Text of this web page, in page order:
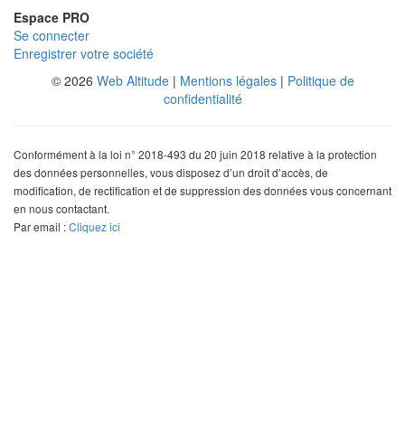
Espace PRO
Se connecter
Enregistrer votre société
© 2026 Web Altitude | Mentions légales | Politique de
confidentialité
Conformément à la loi n° 2018-493 du 20 juin 2018 relative à la protection
des données personnelles, vous disposez d’un droit d’accès, de
modification, de rectification et de suppression des données vous concernant
en nous contactant.
Par email :Cliquez ici